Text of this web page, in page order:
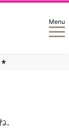
Menu
。